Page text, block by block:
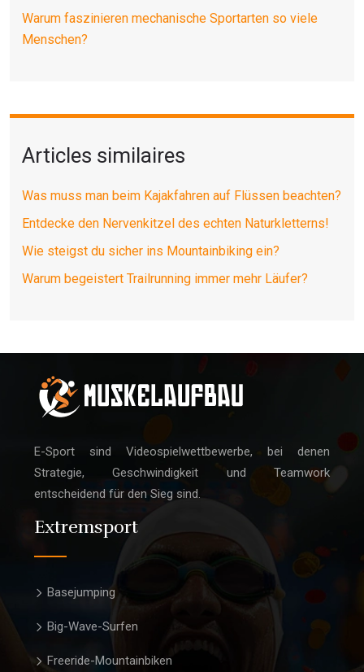
Warum faszinieren mechanische Sportarten so viele
Menschen?
Articles similaires
Was muss man beim Kajakfahren auf Flüssen beachten?
Entdecke den Nervenkitzel des echten Naturkletterns!
Wie steigst du sicher ins Mountainbiking ein?
Warum begeistert Trailrunning immer mehr Läufer?
E-Sport sind Videospielwettbewerbe, bei denen
Strategie, Geschwindigkeit und Teamwork
entscheidend für den Sieg sind.
Extremsport
Basejumping
Big-Wave-Surfen
Freeride-Mountainbiken